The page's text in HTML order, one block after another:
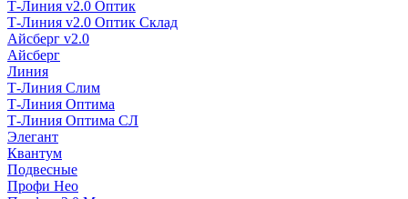
Т-Линия v2.0 Оптик
Т-Линия v2.0 Оптик Склад
Айсберг v2.0
Айсберг
Линия
Т-Линия Слим
Т-Линия Оптима
Т-Линия Оптима СЛ
Элегант
Квантум
Подвесные
Профи Нео